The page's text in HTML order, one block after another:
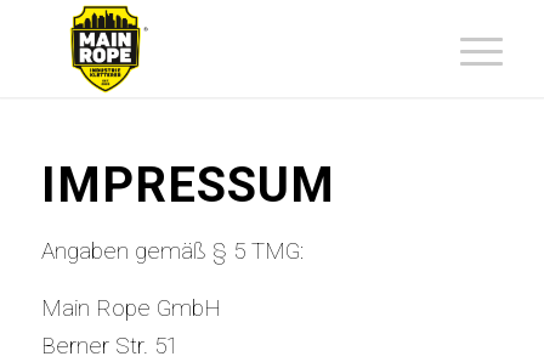
IMPRESSUM
Angaben gemäß § 5 TMG:
Main Rope GmbH
Berner Str. 51